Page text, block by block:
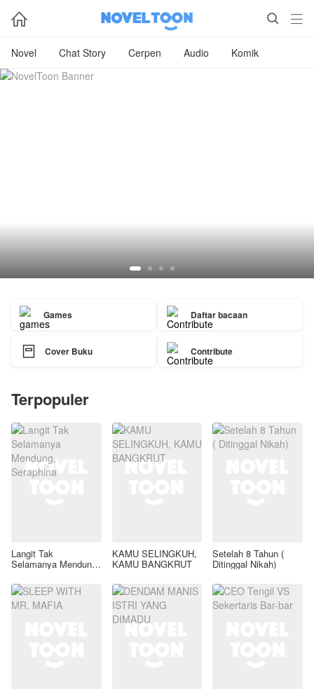
  
Novel Chat Story Cerpen Audio Komik
Games Daftar bacaan
 Cover Buku Contribute
Terpopuler
Langit Tak
Selamanya Mendung,
KAMU SELINGKUH,
KAMU BANGKRUT
Setelah 8 Tahun (
Ditinggal Nikah)